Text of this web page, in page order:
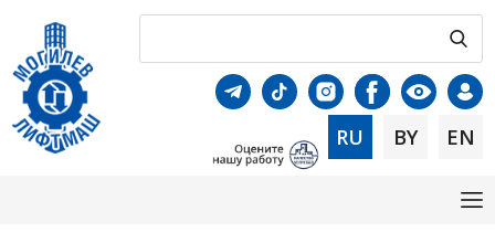
RU BY EN